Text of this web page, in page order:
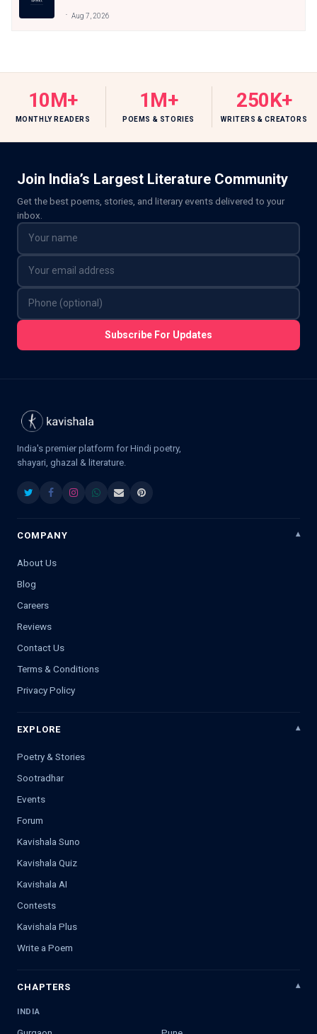
Aug 7, 2026
10M+
MONTHLY READERS
1M+
POEMS & STORIES
250K+
WRITERS & CREATORS
Join India’s Largest Literature Community
Get the best poems, stories, and literary events delivered to your
inbox.
Subscribe For Updates
India's premier platform for Hindi poetry,
shayari, ghazal & literature.
COMPANY
About Us
Blog
Careers
Reviews
Contact Us
Terms & Conditions
Privacy Policy
EXPLORE
Poetry & Stories
Sootradhar
Events
Forum
Kavishala Suno
Kavishala Quiz
Kavishala AI
Contests
Kavishala Plus
Write a Poem
CHAPTERS
INDIA